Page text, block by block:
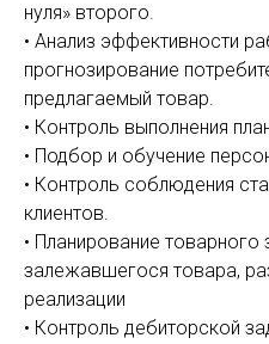
нуля» второго.
• Анализ эффективности
прогнозирование
предлагаемый товар.
• Контроль выполнения
• Подбор и обучение
• Контроль соблюдения
клиентов.
• Планирование товарного
залежавшегося товара,
реализации
• Контроль дебиторской